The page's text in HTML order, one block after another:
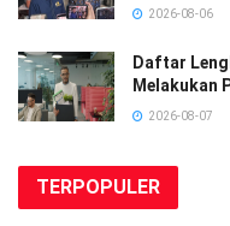
2026-08-06
Daftar
Melakukan
2026-08-07
TERPOPULER